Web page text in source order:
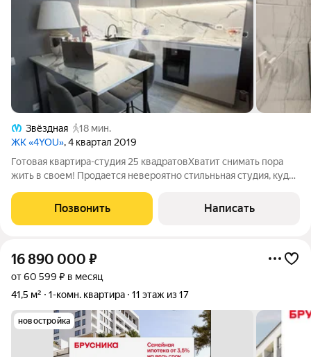
Звёздная
18 мин.
ЖК «4YOU», 4 квартал 2019
Готовая квартира-студия 25 квадратовХватит снимать пора
жить в своем! Продается невероятно стильньная студия, куда
абсолютный move-in ready. Шикарный ремонт , чтобы вы
экономили сотни тысяч рублей и
Позвонить Написать
16 890 000 ₽
от 60 599 ₽ в месяц
41,5 м²
1-комн. квартира 11 этаж из 17
новостройка